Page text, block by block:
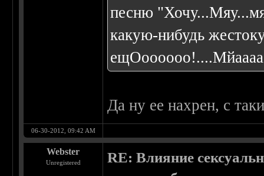
песню
какую-нибудь
Да ну ее нахрен, с
06-30-2012, 09:42 AM
Webster
Unregistered
RE: Влияние